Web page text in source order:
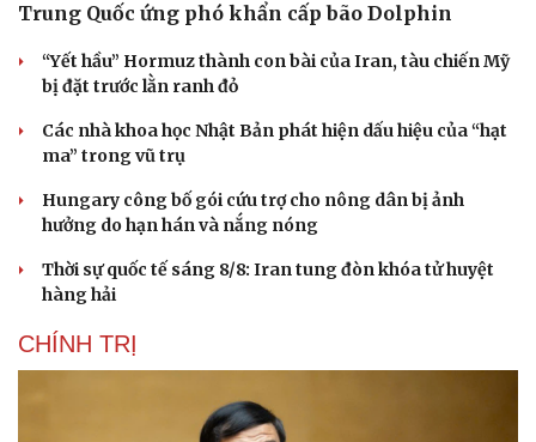
Văn hóa
Sân khấu - Điện ảnh
Văn học
Di sản
Giải trí
Nghệ sĩ
Trung Quốc ứng phó khẩn cấp bão Dolphin
“Yết hầu” Hormuz thành con bài của Iran, tàu chiến Mỹ
bị đặt trước lằn ranh đỏ
Các nhà khoa học Nhật Bản phát hiện dấu hiệu của “hạt
ma” trong vũ trụ
Hungary công bố gói cứu trợ cho nông dân bị ảnh
hưởng do hạn hán và nắng nóng
Thời sự quốc tế sáng 8/8: Iran tung đòn khóa tử huyệt
hàng hải
CHÍNH TRỊ